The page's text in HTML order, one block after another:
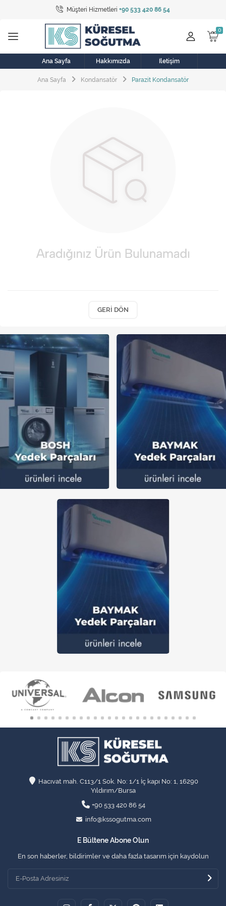
Müşteri Hizmetleri +90 533 420 86 54
Tüm Kategoriler
Bulaşık Makinesi
Buzdolabı
Çamaşır Kurutma Makinesi
Elektrikli Aksamlar
Elektrikli Süpürge
Fan
Klima
Musluk
Soğutma Sistemleri
Şofben ve Termosifon
Ana Sayfa Hakkımızda İletişim
Ana Sayfa Kondansatör Parazit Kondansatör
GERI DÖN
Hacıvat mah. C113/1 Sok. No: 1/1 İç kapı No: 1, 16290
Yıldırım/Bursa
+90 533 420 86 54
info@kssogutma.com
E Bültene Abone Olun
En son haberler, bildirimler ve daha fazla tasarım için kaydolun